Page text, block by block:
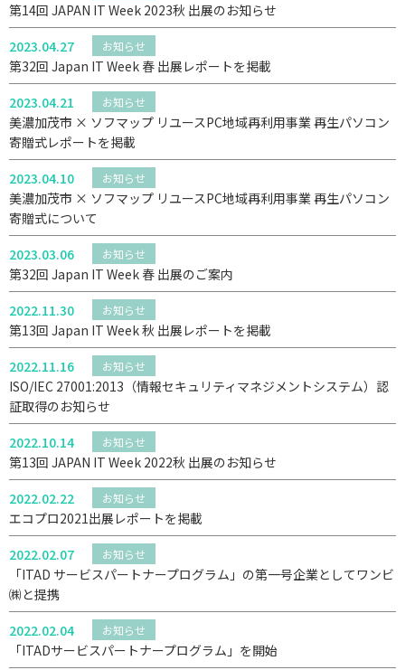
第14回 JAPAN IT Week 2023秋 出展のお知らせ
2023.04.27
お知らせ
第32回 Japan IT Week 春 出展レポートを掲載
2023.04.21
お知らせ
美濃加茂市 × ソフマップ リユースPC地域再利用事業 再生パソコン
寄贈式レポートを掲載
2023.04.10
お知らせ
美濃加茂市 × ソフマップ リユースPC地域再利用事業 再生パソコン
寄贈式について
2023.03.06
お知らせ
第32回 Japan IT Week 春 出展のご案内
2022.11.30
お知らせ
第13回 Japan IT Week 秋 出展レポートを掲載
2022.11.16
お知らせ
ISO/IEC 27001:2013（情報セキュリティマネジメントシステム）認
証取得のお知らせ
2022.10.14
お知らせ
第13回 JAPAN IT Week 2022秋 出展のお知らせ
2022.02.22
お知らせ
エコプロ2021出展レポートを掲載
2022.02.07
お知らせ
「ITAD サービスパートナープログラム」の第一号企業としてワンビ
㈱と提携
2022.02.04
お知らせ
「ITADサービスパートナープログラム」を開始